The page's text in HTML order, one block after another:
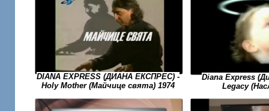
DIANA EXPRESS (ДИАНА ЕКСПРЕС) -
Holy Mother (Майчице свята) 1974
Diana Express
Legacy